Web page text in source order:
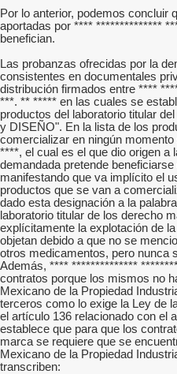
Por lo anterior, podemos concluir
aportadas por **** **************
benefician.
Las probanzas ofrecidas por la
consistentes en documentales
distribución firmados entre ****
***. ** ***** en las cuales se
productos del laboratorio titular
y DISEÑO". En la lista de los
comercializar en ningún
****, el cual es el que dio origen a
demandada pretende
manifestando que va implícito el
productos que se van a
dado esta designación a la
laboratorio titular de los derecho
explícitamente la explotación de
objetan debido a que no se
otros medicamentos, pero nunca
Además, **** **************
contratos porque los mismos no
Mexicano de la Propiedad
terceros como lo exige la Ley de
el artículo 136 relacionado con el
establece que para que los
marca se requiere que se
Mexicano de la Propiedad
transcriben: